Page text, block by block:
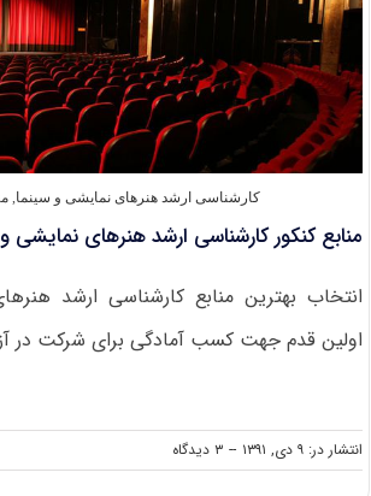
کارشناسی ارشد هنرهای نمایشی و سینما
منابع کنکور کارشناسی ارشد هنرهای نمایشی و
انتخاب بهترین منابع کارشناسی ارشد
اولین قدم جهت کسب آمادگی برای شرکت در
انتشار در: ۹ دی, ۱۳۹۱ -- ۳ دیدگاه
on
منابع